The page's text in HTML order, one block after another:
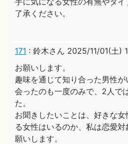
了承ください。
171 : 鈴木さん 2025/11/01(土)
お願いします。
趣味を通じて知り合った男性が
会ったのも一度のみで、2人で
た。
お聞きしたいことは、好きな
る女性はいるのか、私は恋愛
願いします。